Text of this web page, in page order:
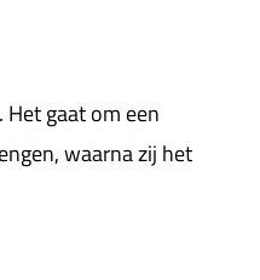
gaat om een
waarna zij het